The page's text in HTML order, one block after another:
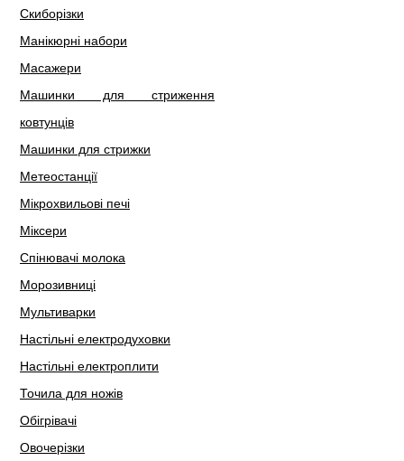
Скиборізки
Манікюрні набори
Масажери
Машинки для стриження
ковтунців
Машинки для стрижки
Метеостанції
Мікрохвильові печі
Міксери
Спінювачі молока
Морозивниці
Мультиварки
Настільні електродуховки
Настільні електроплити
Точила для ножів
Обігрівачі
Овочерізки